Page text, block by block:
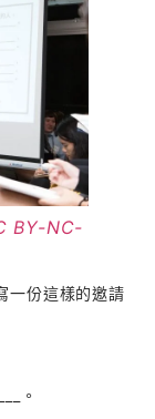
BY-NC-
一份這樣的邀請
。